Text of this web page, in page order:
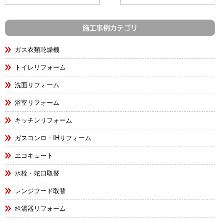
施工事例カテゴリ
ガス衣類乾燥機
トイレリフォーム
洗面リフォーム
浴室リフォーム
キッチンリフォーム
ガスコンロ・IHリフォーム
エコキュート
水栓・蛇口取替
レンジフード取替
給湯器リフォーム